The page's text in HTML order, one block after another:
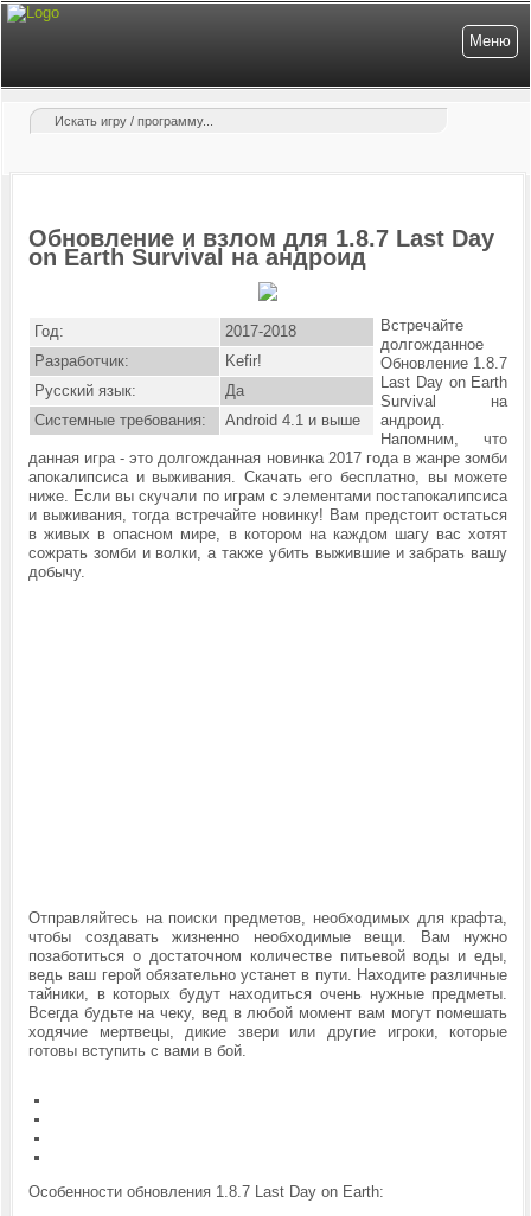
Меню
Обновление и взлом для 1.8.7 Last Day
on Earth Survival на андроид
Год:
2017-2018
Разработчик:
Kefir!
Русский язык:
Да
Системные требования:
Android 4.1 и выше
Встречайте
долгожданное
Обновление 1.8.7
Last Day on Earth
Survival на
андроид.
Напомним, что
данная игра - это долгожданная новинка 2017 года в жанре зомби
апокалипсиса и выживания. Скачать его бесплатно, вы можете
ниже. Если вы скучали по играм с элементами постапокалипсиса
и выживания, тогда встречайте новинку! Вам предстоит остаться
в живых в опасном мире, в котором на каждом шагу вас хотят
сожрать зомби и волки, а также убить выжившие и забрать вашу
добычу.
Отправляйтесь на поиски предметов, необходимых для крафта,
чтобы создавать жизненно необходимые вещи. Вам нужно
позаботиться о достаточном количестве питьевой воды и еды,
ведь ваш герой обязательно устанет в пути. Находите различные
тайники, в которых будут находиться очень нужные предметы.
Всегда будьте на чеку, вед в любой момент вам могут помешать
ходячие мертвецы, дикие звери или другие игроки, которые
готовы вступить с вами в бой.
Особенности обновления 1.8.7 Last Day on Earth: